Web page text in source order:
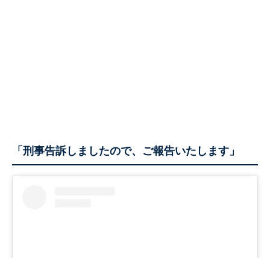
「刑事告訴しましたので、ご報告いたします」